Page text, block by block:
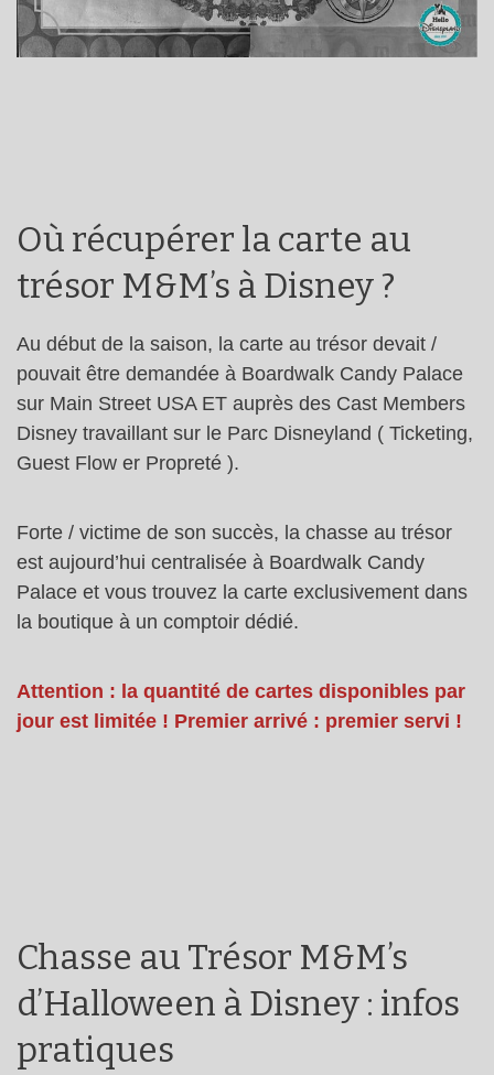
Où récupérer la carte au
trésor M&M’s à Disney ?
Au début de la saison, la carte au trésor devait /
pouvait être demandée à Boardwalk Candy Palace
sur Main Street USA ET auprès des Cast Members
Disney travaillant sur le Parc Disneyland ( Ticketing,
Guest Flow er Propreté ).
Forte / victime de son succès, la chasse au trésor
est aujourd’hui centralisée à Boardwalk Candy
Palace et vous trouvez la carte exclusivement dans
la boutique à un comptoir dédié.
Attention : la quantité de cartes disponibles par
jour est limitée ! Premier arrivé : premier servi !
Chasse au Trésor M&M’s
d’Halloween à Disney : infos
pratiques